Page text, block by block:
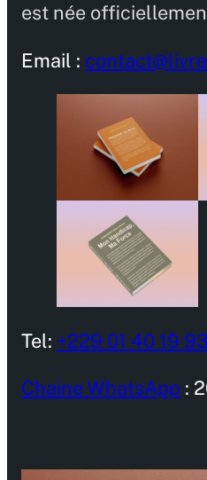
est née
Email :
Tel: +229 01 40 19
Chaine WhatsApp :